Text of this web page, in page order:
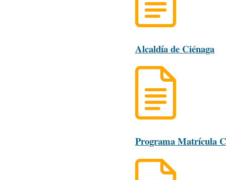
Alcaldía de Ciénaga
Programa Matrícula